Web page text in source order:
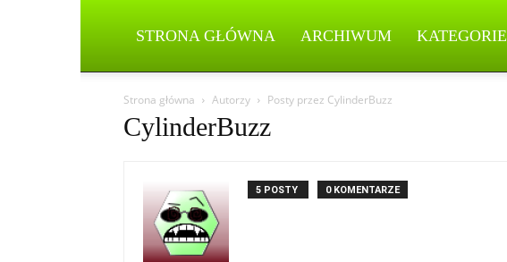
STRONA GŁÓWNA ARCHIWUM KATEGORIE
Strona główna Autorzy Posty przez CylinderBuzz
CylinderBuzz
5 POSTY 0 KOMENTARZE